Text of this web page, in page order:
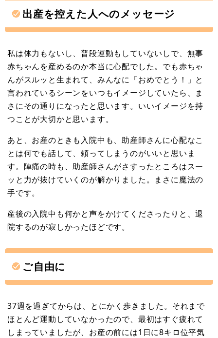
出産を控えた人へのメッセージ
私は体力もないし、普段運動もしていないしで、無事
赤ちゃんを産めるのか本当に心配でした。でも赤ちゃ
んがスルッと生まれて、みんなに「おめでとう！」と
言われているシーンをいつもイメージしていたら、ま
さにその通りになったと思います。いいイメージを持
つことが大切かと思います。
あと、お産のときも入院中も、助産師さんに心配なこ
とは何でも話して、頼ってしまうのがいいと思いま
す。陣痛の時も、助産師さんがさすったところはスー
ッと力が抜けていくのが解かりました。まさに魔法の
手です。
産後の入院中も何かと声をかけてくださったりと、退
院するのが寂しかったほどです。
ご自由に
37週を過ぎてからは、とにかく歩きました。それまで
ほとんど運動していなかったので、最初はすぐ疲れて
しまっていましたが、お産の前には1日に8キロ位平気